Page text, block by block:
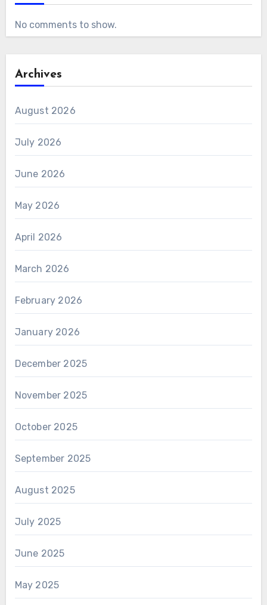
No comments to show.
Archives
August 2026
July 2026
June 2026
May 2026
April 2026
March 2026
February 2026
January 2026
December 2025
November 2025
October 2025
September 2025
August 2025
July 2025
June 2025
May 2025